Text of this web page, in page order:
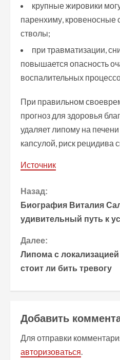
крупные жировики
паренхиму, кровеносные
стволы;
при травматизации,
повышается опасность
воспалительных
При правильном
прогноз для здоровья
удаляет липому на
капсулой, риск рецидива
Источник
П
р
о
д
ж
и
Назад:
Биография Виталия
удивительный путь к
Далее:
Липома с
стоит ли бить тревогу
Добавить
Для отправки
авторизоваться.